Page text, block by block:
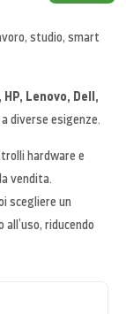
studio, smart
Lenovo, Dell,
diverse esigenze.
hardware e
vendita.
scegliere un
riducendo